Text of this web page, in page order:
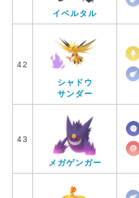
イベルタル
42
シャドウ
サンダー
43
メガゲンガー